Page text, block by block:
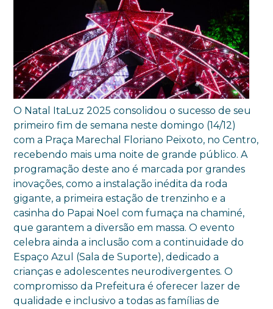
O Natal ItaLuz 2025 consolidou o sucesso de seu
primeiro fim de semana neste domingo (14/12)
com a Praça Marechal Floriano Peixoto, no Centro,
recebendo mais uma noite de grande público. A
programação deste ano é marcada por grandes
inovações, como a instalação inédita da roda
gigante, a primeira estação de trenzinho e a
casinha do Papai Noel com fumaça na chaminé,
que garantem a diversão em massa. O evento
celebra ainda a inclusão com a continuidade do
Espaço Azul (Sala de Suporte), dedicado a
crianças e adolescentes neurodivergentes. O
compromisso da Prefeitura é oferecer lazer de
qualidade e inclusivo a todas as famílias de